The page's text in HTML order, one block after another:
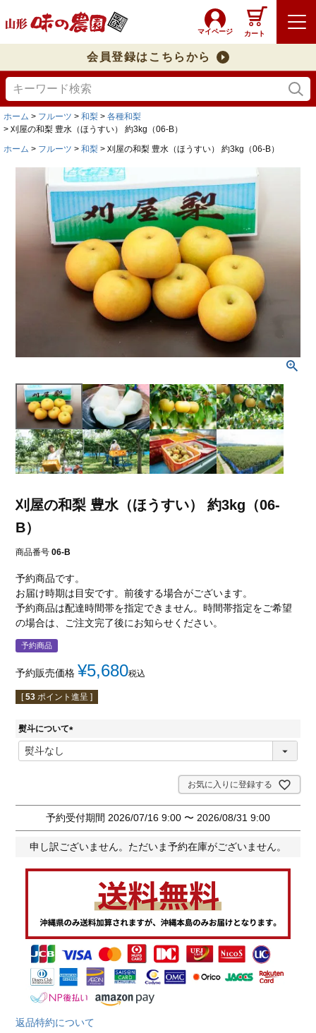
マイページ カート
会員登録はこちらから
ホーム フルーツ 和梨
各種和梨
刈屋の和梨 豊水（ほうすい） 約3kg（06-B）
ホーム
フルーツ 和梨 刈屋の和梨 豊水（ほうすい） 約3kg（06-B）
刈屋の和梨 豊水（ほうすい） 約3kg（06-
B）
商品番号 06-B
予約商品です。
お届け時期は目安です。前後する場合がございます。
予約商品は配達時間帯を指定できません。時間帯指定をご希望
の場合は、ご注文完了後にお知らせください。
予約商品
予約販売価格 ¥5,680税込
[ 53 ポイント進呈 ]
熨斗について
(
お気に入りに登録する
予約受付期間 2026/07/16 9:00 〜 2026/08/31 9:00
申し訳ございません。ただいま予約在庫がございません。
返品特約について